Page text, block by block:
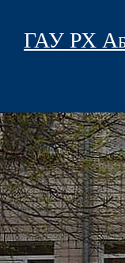
ГАУ РХ